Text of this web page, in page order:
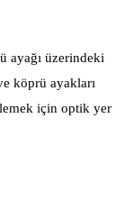
ayağı üzerindeki
köprü ayakları
için optik yer